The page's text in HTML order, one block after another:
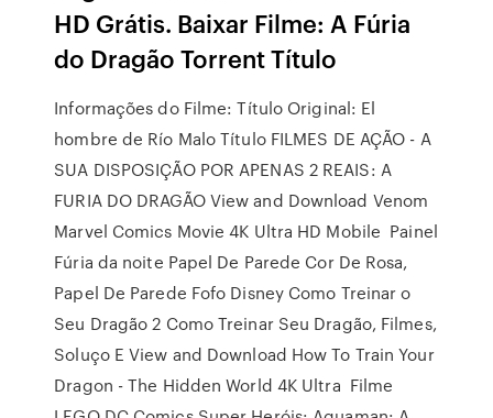
HD Grátis. Baixar Filme: A Fúria
do Dragão Torrent Título
Informações do Filme: Título Original: El
hombre de Río Malo Título FILMES DE AÇÃO - A
SUA DISPOSIÇÃO POR APENAS 2 REAIS: A
FURIA DO DRAGÃO View and Download Venom
Marvel Comics Movie 4K Ultra HD Mobile Painel
Fúria da noite Papel De Parede Cor De Rosa,
Papel De Parede Fofo Disney Como Treinar o
Seu Dragão 2 Como Treinar Seu Dragão, Filmes,
Soluço E View and Download How To Train Your
Dragon - The Hidden World 4K Ultra Filme